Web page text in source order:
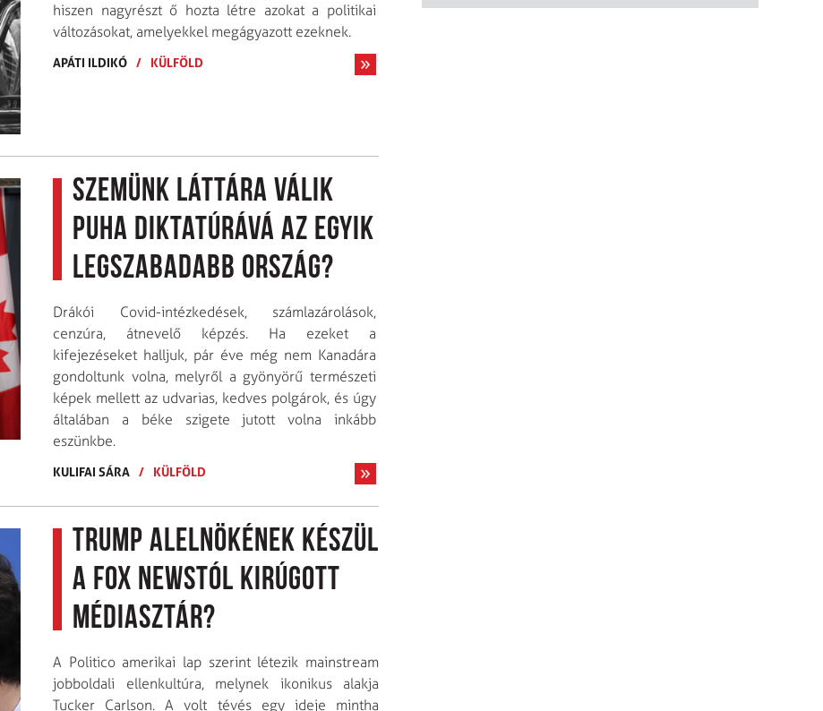
hiszen nagyrészt ő hozta létre azokat a politikai
változásokat, amelyekkel megágyazott ezeknek.
APÁTI ILDIKÓ / KÜLFÖLD
Szemünk láttára válik
puha diktatúrává az egyik
legszabadabb ország?
Drákói Covid-intézkedések, számlazárolások,
cenzúra, átnevelő képzés. Ha ezeket a
kifejezéseket halljuk, pár éve még nem Kanadára
gondoltunk volna, melyről a gyönyörű természeti
képek mellett az udvarias, kedves polgárok, és úgy
általában a béke szigete jutott volna inkább
eszünkbe.
KULIFAI SÁRA / KÜLFÖLD
Trump alelnökének készül
a Fox Newstól kirúgott
médiasztár?
A Politico amerikai lap szerint létezik mainstream
jobboldali ellenkultúra, melynek ikonikus alakja
Tucker Carlson. A volt tévés egy ideje mintha